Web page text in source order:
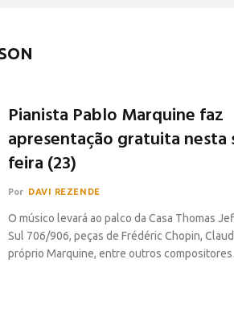
Pianista Pablo Marquine faz
apresentação gratuita nesta
feira (23)
Por DAVI REZENDE
O músico levará ao palco da Casa Thomas
Sul 706/906, peças de Frédéric Chopin,
próprio Marquine, entre outros